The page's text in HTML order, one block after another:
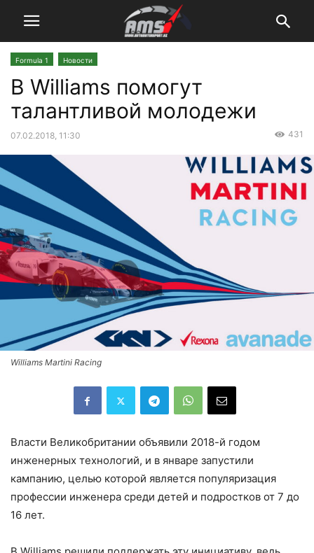
Formula 1 Новости
В Williams помогут
талантливой молодежи
07.02.2018, 11:30 431
Williams Martini Racing
Власти Великобритании объявили 2018-й годом
инженерных технологий, и в январе запустили
кампанию, целью которой является популяризация
профессии инженера среди детей и подростков от 7 до
16 лет.